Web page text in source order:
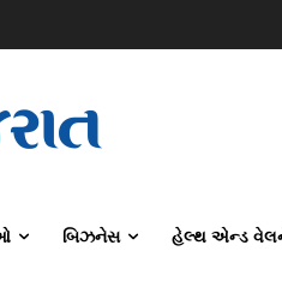
બિઝનેસ હેલ્થ એન્ડ